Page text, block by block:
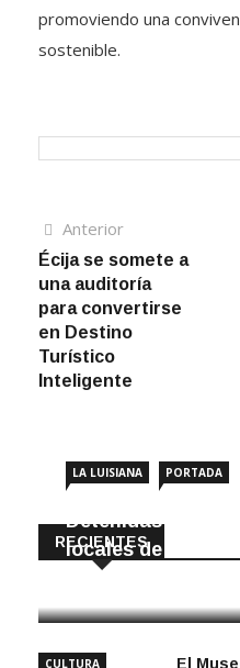
promoviendo una
sostenible.
Navegación
de
entradas
AnteriorArtículo
anterior
Écija se somete a
una auditoría
para convertirse
en Destino
Turístico
Inteligente
RECIENTES
LA LUISIANA PORTADA
Detenidas dos
locales de La
CULTURA
El